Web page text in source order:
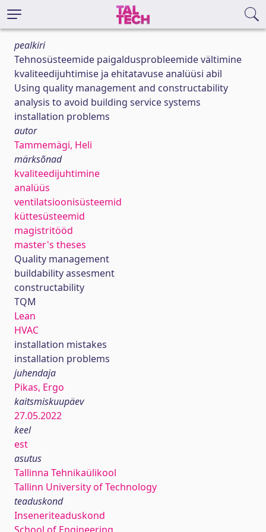
pealkiri
Tehnosüsteemide paigaldusprobleemide vältimine
kvaliteedijuhtimise ja ehitatavuse analüüsi abil
Using quality management and constructability
analysis to avoid building service systems
installation problems
autor
Tammemägi, Heli
märksõnad
kvaliteedijuhtimine
analüüs
ventilatsioonisüsteemid
küttesüsteemid
magistritööd
master's theses
Quality management
buildability assesment
constructability
TQM
Lean
HVAC
installation mistakes
installation problems
juhendaja
Pikas, Ergo
kaitsmiskuupäev
27.05.2022
keel
est
asutus
Tallinna Tehnikaülikool
Tallinn University of Technology
teaduskond
Inseneriteaduskond